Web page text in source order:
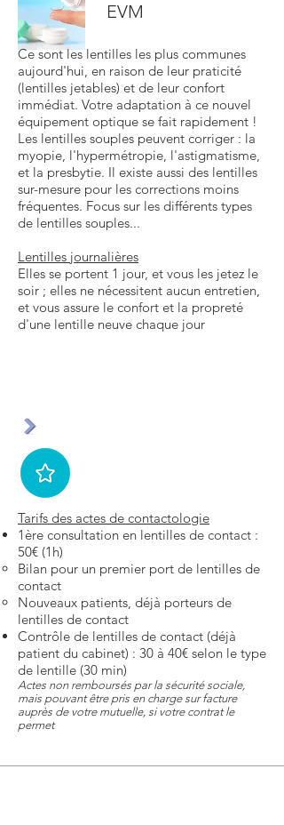
EVM
Ce sont les lentilles les plus communes
aujourd'hui, en raison de leur praticité
(lentilles jetables) et de leur confort
immédiat. Votre adaptation à ce nouvel
équipement optique se fait rapidement !
Les lentilles souples peuvent corriger : la
myopie, l'hypermétropie, l'astigmatisme,
et la presbytie. Il existe aussi des lentilles
sur-mesure pour les corrections moins
fréquentes. Focus sur les différents types
de lentilles souples...
Lentilles journalières
Elles se portent 1 jour, et vous les jetez le
soir ; elles ne nécessitent aucun entretien,
et vous assure le confort et la propreté
d'une lentille neuve chaque jour
Tarifs des actes de contactologie
1ère consultation en lentilles de contact :
50€ (1h)
Bilan pour un premier port de lentilles de
contact
Nouveaux patients, déjà porteurs de
lentilles de contact
Contrôle de lentilles de contact (déjà
patient du cabinet) : 30 à 40€ selon le type
de lentille (30 min)
Actes non remboursés par la sécurité sociale,
mais pouvant être pris en charge sur facture
auprès de votre mutuelle, si votre contrat le
permet​